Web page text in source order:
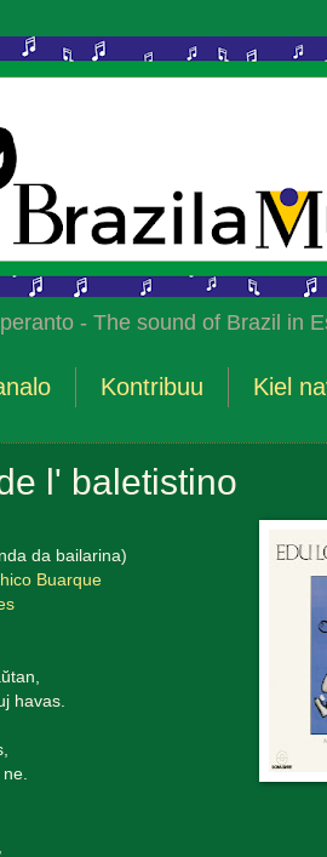
- The sound of Brazil in
Kontribuu Kiel
l' baletistino
da bailarina)
Buarque
havas.